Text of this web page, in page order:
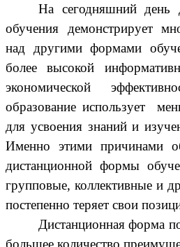
На сегодняшний день
обучения демонстрирует
над другими формами
более высокой
экономической
образование использует
для усвоения знаний и
Именно этими причинами
дистанционной формы
групповые, коллективные и
постепенно теряет свои
Дистанционная форма
большее количество